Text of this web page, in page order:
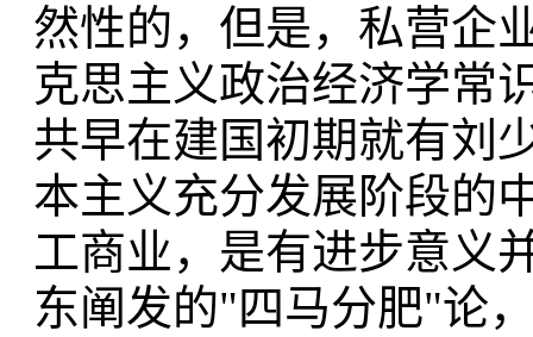
然性的，但是，私营企
克思主义政治经济学常
共早在建国初期就有刘
本主义充分发展阶段的
工商业，是有进步意义
东阐发的"四马分肥"论